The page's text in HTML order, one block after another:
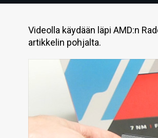
Videolla käydään läpi AMD:n
artikkelin pohjalta.